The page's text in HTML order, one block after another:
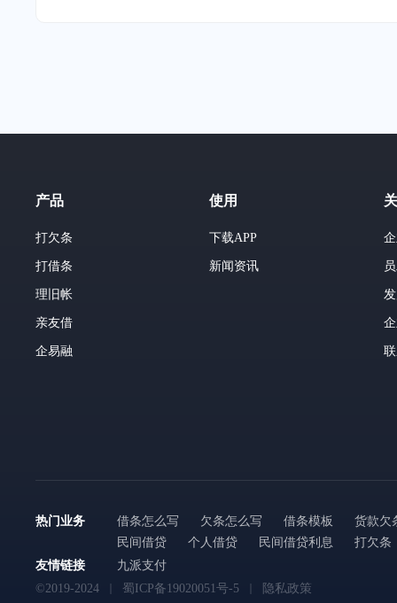
产品
打欠条
打借条
理旧帐
亲友借
企易融
使用
下载APP
新闻资讯
热门业务 借条怎么写 欠条怎么写 借条模板
货款欠
民间借贷
个人借贷 民间借贷利息
打欠条
友情链接
九派支付
©2019-2024
蜀ICP备19020051号-5 隐私政策